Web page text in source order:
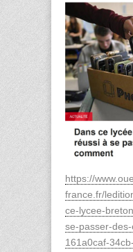
https://
france.fr/
ce-lycee-
se-passer-
161a0caf-